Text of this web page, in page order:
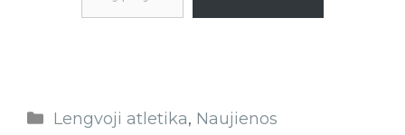
Lengvoji atletika, Naujienos